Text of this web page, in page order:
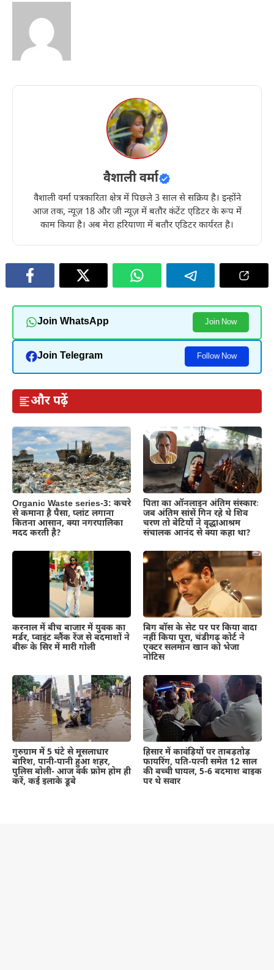
वैशाली वर्मा
वैशाली वर्मा पत्रकारिता क्षेत्र में पिछले 3 साल से सक्रिय है। इन्होंने
आज तक, न्यूज़ 18 और जी न्यूज़ में बतौर कंटेंट एडिटर के रूप में
काम किया है। अब मेरा हरियाणा में बतौर एडिटर कार्यरत है।
Join WhatsApp Join Now
Join Telegram Follow Now
और पढ़ें
Organic Waste series-3: कचरे
से कमाना है पैसा, प्लांट लगाना
कितना आसान, क्या नगरपालिका
मदद करती है?
पिता का ऑनलाइन अंतिम संस्कारः
जब अंतिम सांसें गिन रहे थे शिव
चरण तो बेटियों ने वृद्धाआश्रम
संचालक आनंद से क्या कहा था?
करनाल में बीच बाजार में युवक का
मर्डर, प्वाइंट ब्लैंक रेंज से बदमाशों ने
बीरू के सिर में मारी गोली
बिग बॉस के सेट पर पर किया वादा
नहीं किया पूरा, चंडीगढ़ कोर्ट ने
एक्टर सलमान खान को भेजा
नोटिस
गुरुग्राम में 5 घंटे से मूसलाधार
बारिश, पानी-पानी हुआ शहर,
पुलिस बोली- आज वर्क फ्रोम होम ही
करें, कई इलाके डूबे
हिसार में कावंड़ियों पर ताबड़तोड़
फायरिंग, पति-पत्नी समेत 12 साल
की बच्ची घायल, 5-6 बदमाश बाइक
पर थे सवार